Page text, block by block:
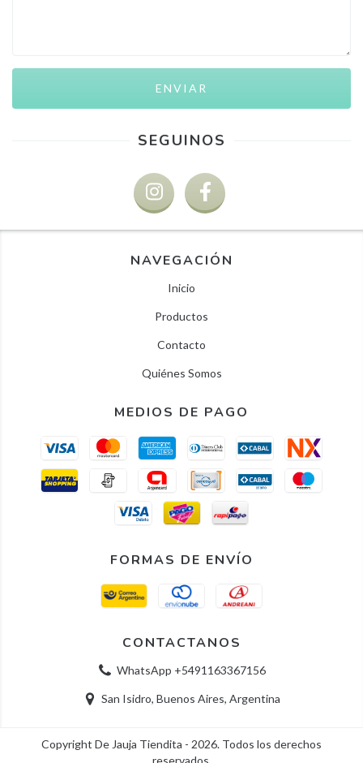
SEGUINOS
NAVEGACIÓN
Inicio
Productos
Contacto
Quiénes Somos
MEDIOS DE PAGO
FORMAS DE ENVÍO
CONTACTANOS
WhatsApp +5491163367156
San Isidro, Buenos Aires, Argentina
Copyright De Jauja Tiendita - 2026. Todos los derechos
reservados.